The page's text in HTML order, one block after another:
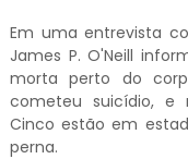
Em uma entrevista
James P. O'Neill
morta perto do
cometeu suicídio, e
Cinco estão em
perna.